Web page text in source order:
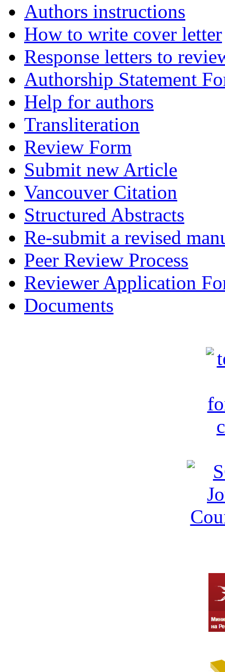
Authors instructions
How to write cover letter
Response letters to
Authorship Statement
Help for authors
Transliteration
Review Form
Submit new Article
Vancouver Citation
Structured Abstracts
Re-submit a revised
Peer Review Process
Reviewer Application
Documents